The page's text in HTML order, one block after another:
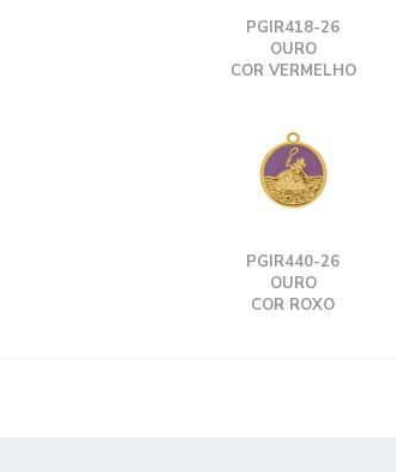
PGIR418-26
OURO
COR VERMELHO
PGIR440-26
OURO
COR ROXO